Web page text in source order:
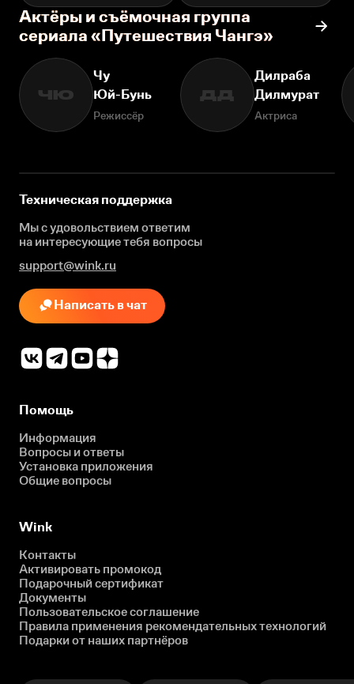
Актёры и съёмочная группа
сериала «Путешествия Чангэ»
ЧЮ
Чу
Юй-Бунь
Режиссёр
ДД
Дилраба
Дилмурат
Актриса
Техническая поддержка
Мы с удовольствием ответим
на интересующиетебя вопросы
support@wink.ru
Написать в чат
Помощь
Информация
Вопросы и ответы
Установка приложения
Общие вопросы
Wink
Контакты
Активировать промокод
Подарочный сертификат
Документы
Пользовательское соглашение
Правила применения рекомендательных технологий
Подарки от наших партнёров